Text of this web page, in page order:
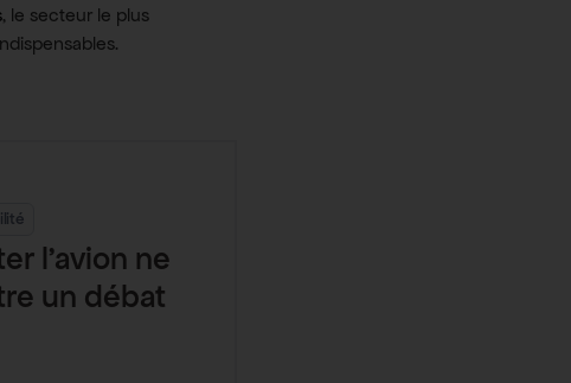
, le secteur le plus
l’avion ne
un débat